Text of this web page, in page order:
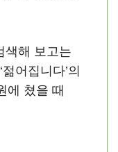
색해 보고는
어집니다’의
에 쳤을 때